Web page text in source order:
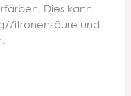
Dies kann
Zitronensäure und